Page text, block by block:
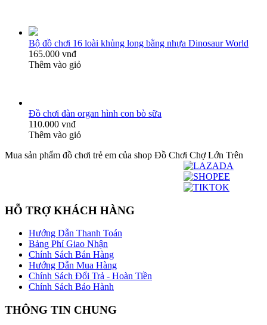
Bộ đồ chơi 16 loài khủng long bằng nhựa Dinosaur World
165.000 vnđ
Thêm vào giỏ
Đồ chơi đàn organ hình con bò sữa
110.000 vnđ
Thêm vào giỏ
Mua sản phẩm đồ chơi trẻ em của shop Đồ Chơi Chợ Lớn Trên
HỖ TRỢ KHÁCH HÀNG
Hướng Dẫn Thanh Toán
Bảng Phí Giao Nhận
Chính Sách Bán Hàng
Hướng Dẫn Mua Hàng
Chính Sách Đổi Trả - Hoàn Tiền
Chính Sách Bảo Hành
THÔNG TIN CHUNG